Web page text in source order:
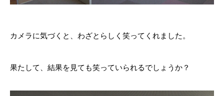
カメラに気づくと、わざとらしく笑ってくれました。
果たして、結果を見ても笑っていられるでしょうか？